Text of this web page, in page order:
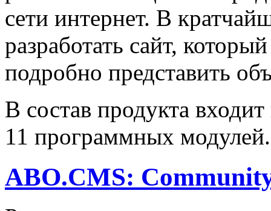
сети интернет. В
разработать сайт,
подробно представить
В состав продукта
11 программных модулей.
ABO.CMS: